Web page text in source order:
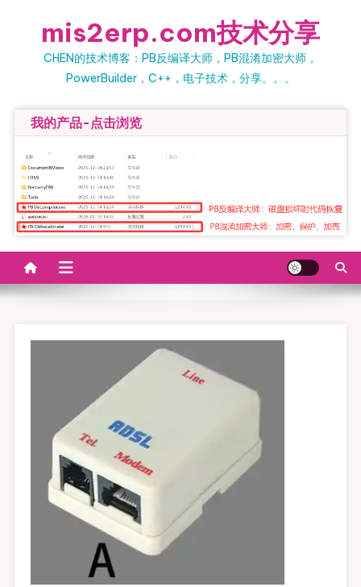
mis2erp.com技术分享
CHEN的技术博客：PB反编译大师，PB混淆加密大师，
PowerBuilder，C++，电子技术，分享。。。
我的产品-点击浏览